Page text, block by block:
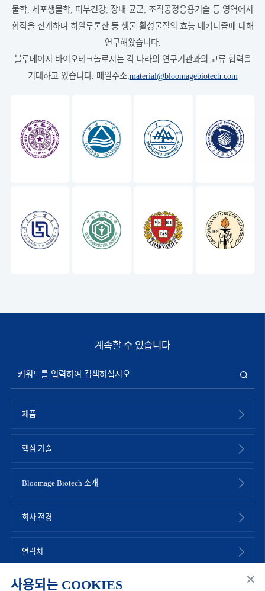
물학, 세포생물학, 피부건강, 장내 균군, 조직공정응용기술 등 영역에서
합작을 전개하며 히알루론산 등 생물 활성물질의 효능 매커니즘에 대해
연구해왔습니다.
블루메이지 바이오테크놀로지는 각 나라의 연구기관과의 교류 협력을
기대하고 있습니다. 메일주소:material@bloomagebiotech.com
계속할 수 있습니다
제품
핵심 기술
Bloomage Biotech 소개
회사 전경
연락처
사용되는 COOKIES